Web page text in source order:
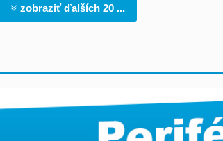
zobraziť ďalších 20 ...